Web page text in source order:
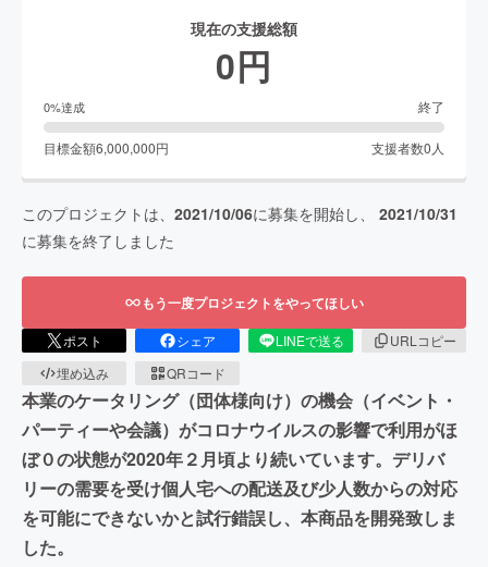
現在の支援総額
0円
0%達成 終了
目標金額6,000,000円 支援者数0 人
このプロジェクトは、 2021/10/06に募集を開始し、 2021/10/31
に募集を終了しました
もう一度プロジェクトをやってほしい
ポスト シェア LINEで送る
URLコピー
埋め込み
QRコード
本業のケータリング（団体様向け）の機会（イベント・
パーティーや会議）がコロナウイルスの影響で利用がほ
ぼ０の状態が2020年２月頃より続いています。デリバ
リーの需要を受け個人宅への配送及び少人数からの対応
を可能にできないかと試行錯誤し、本商品を開発致しま
した。